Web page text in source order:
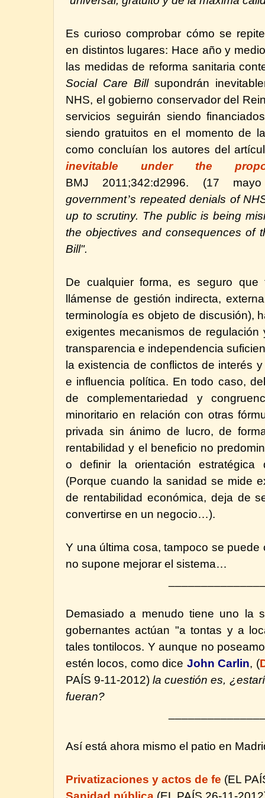
Es curioso comprobar cómo se
en distintos lugares: Hace año y
las medidas de reforma sanitaria
Social Care Bill supondrán
NHS, el gobierno conservador del
servicios seguirán siendo
siendo gratuitos en el momento de
como concluían los autores del
inevitable under the
BMJ 2011;342:d2996. (17
government’s repeated denials of
up to scrutiny. The public is being
the objectives and consequences of
Bill".
De cualquier forma, es seguro que
llámense de gestión indirecta,
terminología es objeto de discusión),
exigentes mecanismos de
transparencia e independencia
la existencia de conflictos de interés
e influencia política. En todo caso,
de complementariedad y
minoritario en relación con otras
privada sin ánimo de lucro, de
rentabilidad y el beneficio no
o definir la orientación estratégica
(Porque cuando la sanidad se mide
de rentabilidad económica, deja de
convertirse en un negocio…).
Y una última cosa, tampoco se puede
no supone mejorar el sistema…
Demasiado a menudo tiene uno la
gobernantes actúan "a tontas y a
tales tontilocos. Y aunque no
estén locos, como dice John Carlin, (
PAÍS 9-11-2012)la cuestiónes,
fueran?
Así está ahora mismo el patio en
Privatizaciones y actos de fe (EL